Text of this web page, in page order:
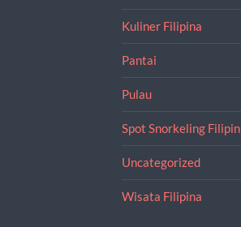
Kuliner Filipina
Pantai
Pulau
Spot Snorkeling Filipin
Uncategorized
Wisata Filipina